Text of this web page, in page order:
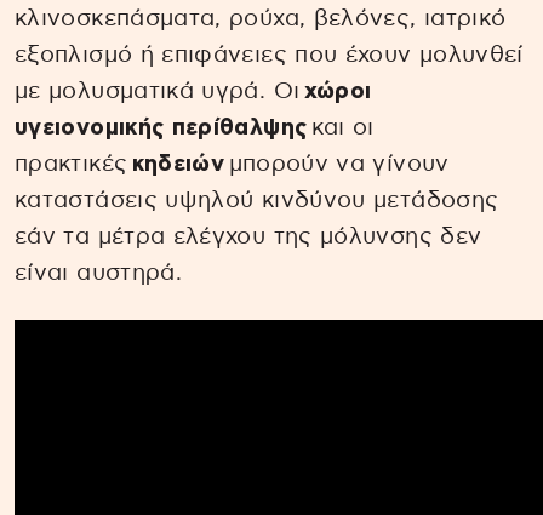
κλινοσκεπάσματα, ρούχα, βελόνες, ιατρικό
εξοπλισμό ή επιφάνειες που έχουν μολυνθεί
με μολυσματικά υγρά. Οι χώροι
υγειονομικής περίθαλψης και οι
πρακτικές κηδειών μπορούν να γίνουν
καταστάσεις υψηλού κινδύνου μετάδοσης
εάν τα μέτρα ελέγχου της μόλυνσης δεν
είναι αυστηρά.